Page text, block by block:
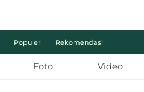
Populer Rekomendasi
Foto Video